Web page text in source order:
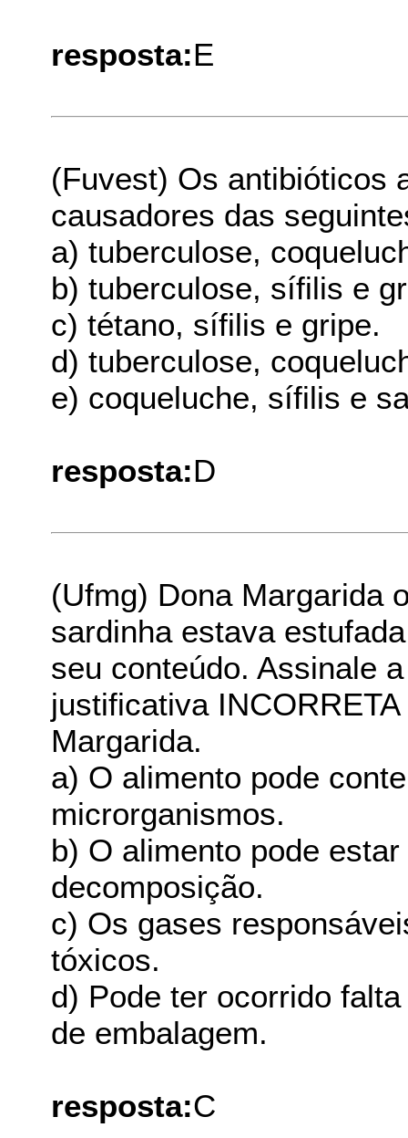
resposta:E
(Fuvest) Os antibióticos
causadores das
a) tuberculose,
b) tuberculose, sífilis e
c) tétano, sífilis e gripe.
d) tuberculose,
e) coqueluche, sífilis e
resposta:D
(Ufmg) Dona Margarida
sardinha estava
seu conteúdo. Assinale
justificativa
Margarida.
a) O alimento pode
microrganismos.
b) O alimento pode
decomposição.
c) Os gases
tóxicos.
d) Pode ter ocorrido
de embalagem.
resposta:C